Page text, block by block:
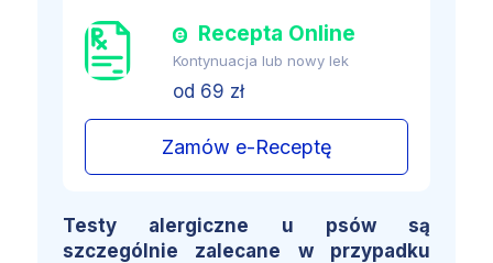
Recepta Online
Kontynuacja lub nowy lek
od 69 zł
Zamów e-Receptę
Testy alergiczne u psów są
szczególnie zalecane w przypadku